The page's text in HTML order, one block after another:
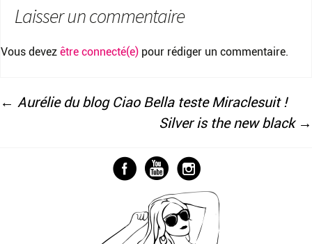
Laisser un commentaire
Vous devez être connecté(e) pour rédiger un commentaire.
← Aurélie du blog Ciao Bella teste Miraclesuit !
Silver is the new black →